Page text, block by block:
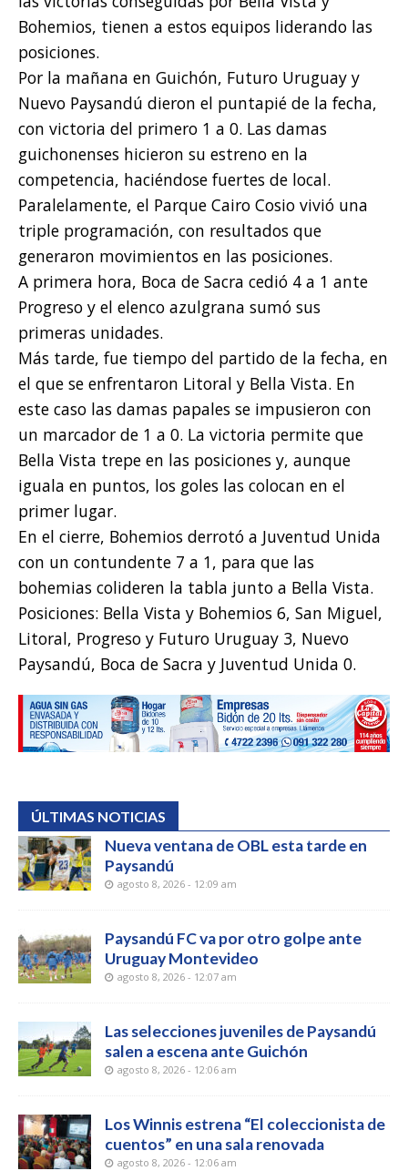
Bohemios, tienen a estos equipos liderando las
posiciones.
Por la mañana en Guichón, Futuro Uruguay y
Nuevo Paysandú dieron el puntapié de la fecha,
con victoria del primero 1 a 0. Las damas
guichonenses hicieron su estreno en la
competencia, haciéndose fuertes de local.
Paralelamente, el Parque Cairo Cosio vivió una
triple programación, con resultados que
generaron movimientos en las posiciones.
A primera hora, Boca de Sacra cedió 4 a 1 ante
Progreso y el elenco azulgrana sumó sus
primeras unidades.
Más tarde, fue tiempo del partido de la fecha, en
el que se enfrentaron Litoral y Bella Vista. En
este caso las damas papales se impusieron con
un marcador de 1 a 0. La victoria permite que
Bella Vista trepe en las posiciones y, aunque
iguala en puntos, los goles las colocan en el
primer lugar.
En el cierre, Bohemios derrotó a Juventud Unida
con un contundente 7 a 1, para que las
bohemias colideren la tabla junto a Bella Vista.
Posiciones: Bella Vista y Bohemios 6, San Miguel,
Litoral, Progreso y Futuro Uruguay 3, Nuevo
Paysandú, Boca de Sacra y Juventud Unida 0.
ÚLTIMAS NOTICIAS
Nueva ventana de OBL esta tarde en
Paysandú
agosto 8, 2026 - 12:09 am
Paysandú FC va por otro golpe ante
Uruguay Montevideo
agosto 8, 2026 - 12:07 am
Las selecciones juveniles de Paysandú
salen a escena ante Guichón
agosto 8, 2026 - 12:06 am
Los Winnis estrena “El coleccionista de
cuentos” en una sala renovada
agosto 8, 2026 - 12:06 am